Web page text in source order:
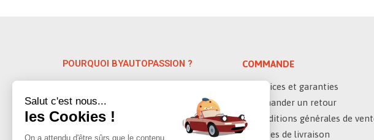
POURQUOI BYAUTOPASSION ?
auto détachées VW & Porsche, nous
vous proposons plus de 10 000 pièces
détachées sur les modèles anciens
datant de 1947 à 1992.
COMMANDE
Services et garanties
Demander un retour
Conditions générales de
Modes de livraison
Salut c'est nous...
les Cookies !
On a attendu d'être sûrs que le contenu